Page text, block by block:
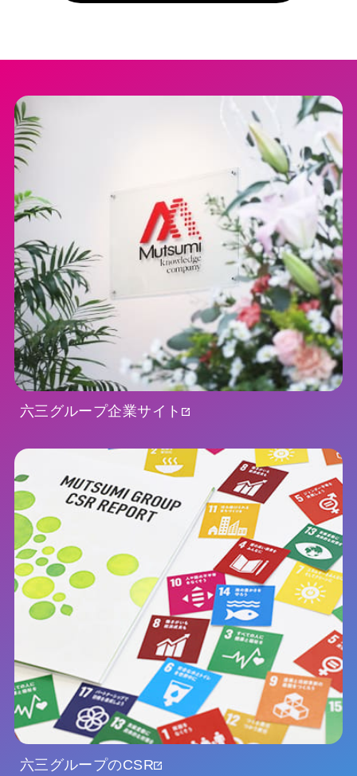
六三グループ企業サイト
六三グループのCSR